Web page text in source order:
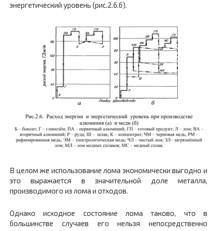
энергетический уровень (рис.2.6.б).
В целом же использование лома экономически выгодно и
это выражается в значительной доле металла,
производимого из лома и отходов.
Однако исходное состояние лома таково, что в
большинстве случаев его нельзя непосредственно